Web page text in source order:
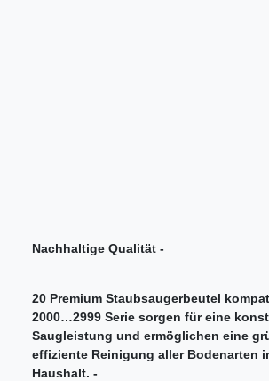
Nachhaltige Qualität -
20 Premium Staubsaugerbeutel
2000…2999 Serie sorgen für eine
Saugleistung und ermöglichen eine
effiziente Reinigung aller Bodenarten
Haushalt. -